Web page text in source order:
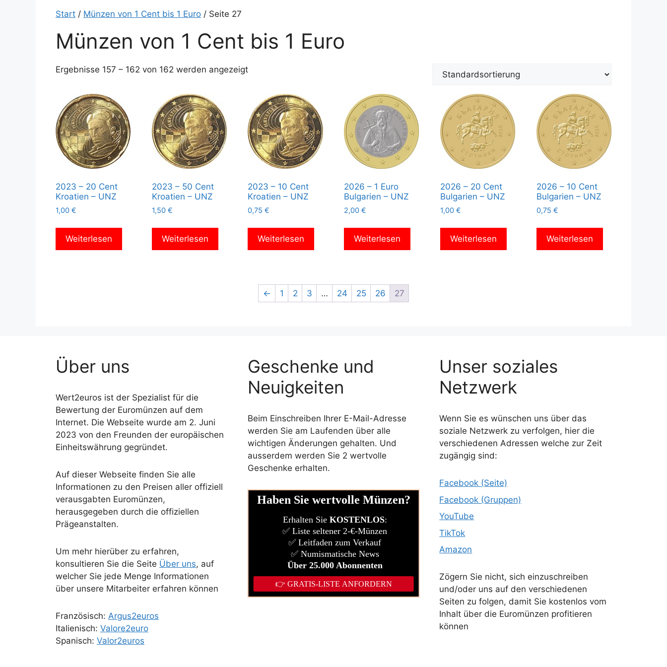
Start / Münzen von 1 Cent bis 1 Euro / Seite 27
Münzen von 1 Cent bis 1 Euro
Ergebnisse 157 – 162 von 162 werden angezeigt
2023 – 20 Cent
Kroatien – UNZ
1,00 €
Weiterlesen
2023 – 50 Cent
Kroatien – UNZ
1,50 €
Weiterlesen
2023 – 10 Cent
Kroatien – UNZ
0,75€
Weiterlesen
2026 – 1 Euro
Bulgarien – UNZ
2,00€
Weiterlesen
2026 – 20 Cent
Bulgarien – UNZ
1,00 €
Weiterlesen
2026 – 10 Cent
Bulgarien – UNZ
0,75 €
Weiterlesen
← 1 2 3 … 24 25 26 27
Über uns
Wert2euros ist der Spezialist für die
Bewertung der Euromünzen auf dem
Internet. Die Webseite wurde am 2. Juni
2023 von den Freunden der europäischen
Einheitswährung gegründet.
Auf dieser Webseite finden Sie alle
Informationen zu den Preisen aller offiziell
verausgabten Euromünzen,
herausgegeben durch die offiziellen
Prägeanstalten.
Um mehr hierüber zu erfahren,
konsultieren Sie die Seite Über uns, auf
welcher Sie jede Menge Informationen
über unsere Mitarbeiter erfahren können
Französisch: Argus2euros
Italienisch: Valore2euro
Spanisch: Valor2euros
Geschenke und
Neuigkeiten
Beim Einschreiben Ihrer E-Mail-Adresse
werden Sie am Laufenden über alle
wichtigen Änderungen gehalten. Und
ausserdem werden Sie 2 wertvolle
Geschenke erhalten.
Unser soziales
Netzwerk
Wenn Sie es wünschen uns über das
soziale Netzwerk zu verfolgen, hier die
verschiedenen Adressen welche zur Zeit
zugängig sind:
Facebook (Seite)
Facebook (Gruppen)
YouTube
TikTok
Amazon
Zögern Sie nicht, sich einzuschreiben
und/oder uns auf den verschiedenen
Seiten zu folgen, damit Sie kostenlos vom
Inhalt über die Euromünzen profitieren
können